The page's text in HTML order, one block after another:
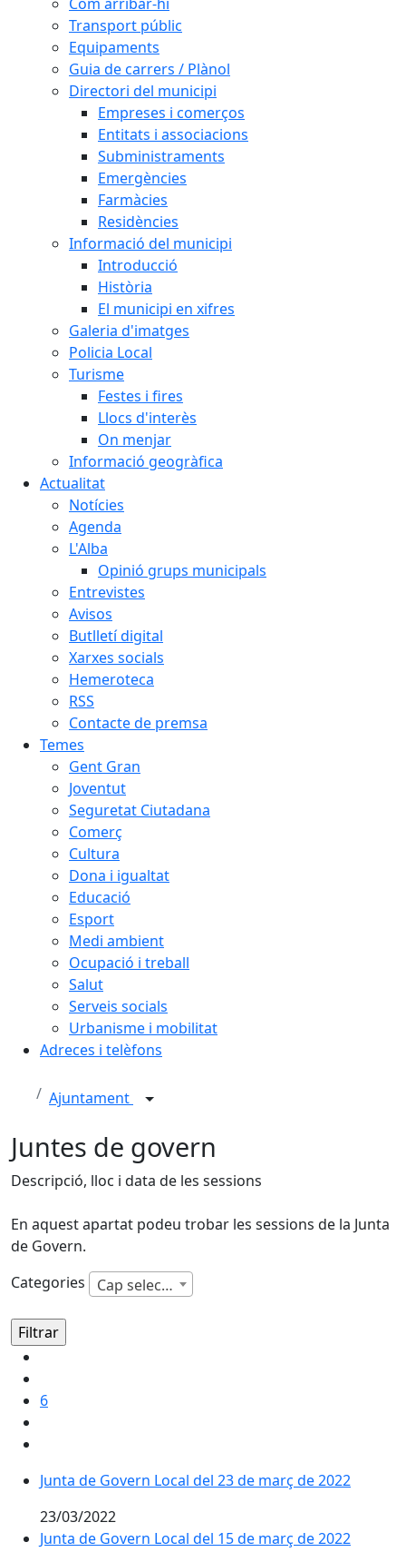
Transport públic
Equipaments
Guia de carrers / Plànol
Directori del municipi
Empreses i comerços
Entitats i associacions
Subministraments
Emergències
Farmàcies
Residències
Informació del municipi
Introducció
Història
El municipi en xifres
Galeria d'imatges
Policia Local
Turisme
Festes i fires
Llocs d'interès
On menjar
Informació geogràfica
Actualitat
Notícies
Agenda
L'Alba
Opinió grups municipals
Entrevistes
Avisos
Butlletí digital
Xarxes socials
Hemeroteca
RSS
Contacte de premsa
Temes
Gent Gran
Joventut
Seguretat Ciutadana
Comerç
Cultura
Dona i igualtat
Educació
Esport
Medi ambient
Ocupació i treball
Salut
Serveis socials
Urbanisme i mobilitat
Adreces i telèfons
Ajuntament
Juntes de govern
Descripció, lloc i data de les sessions
En aquest apartat podeu trobar les sessions de la Junta
de Govern.
Categories
Cap selecció
6
Junta de Govern Local del 23 de març de 2022
23/03/2022
Junta de Govern Local del 15 de març de 2022